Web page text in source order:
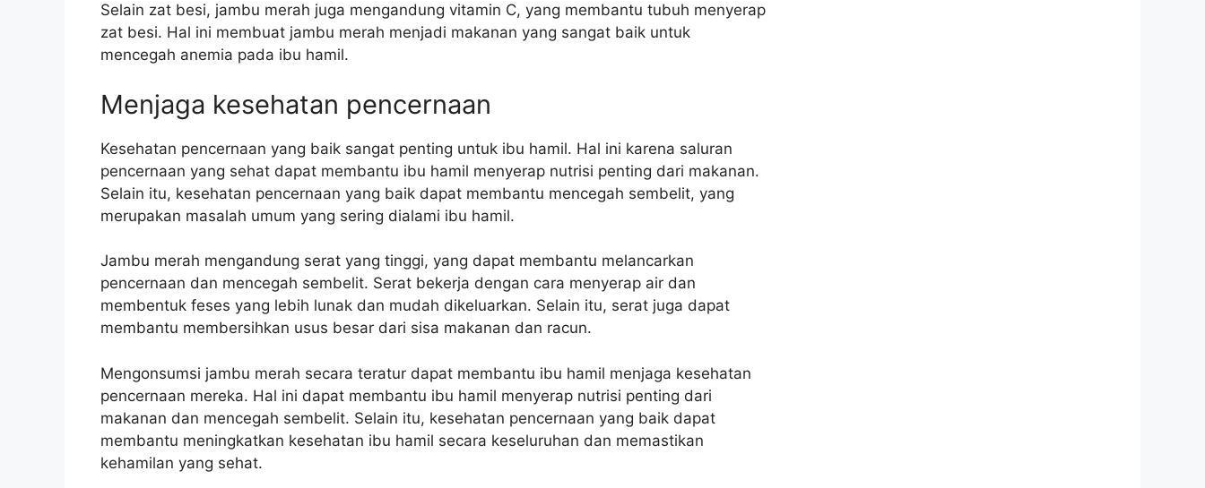
Selain zat besi, jambu merah juga mengandung vitamin C, yang membantu tubuh menyerap
zat besi. Hal ini membuat jambu merah menjadi makanan yang sangat baik untuk
mencegah anemia pada ibu hamil.
Menjaga kesehatan pencernaan
Kesehatan pencernaan yang baik sangat penting untuk ibu hamil. Hal ini karena saluran
pencernaan yang sehat dapat membantu ibu hamil menyerap nutrisi penting dari makanan.
Selain itu, kesehatan pencernaan yang baik dapat membantu mencegah sembelit, yang
merupakan masalah umum yang sering dialami ibu hamil.
Jambu merah mengandung serat yang tinggi, yang dapat membantu melancarkan
pencernaan dan mencegah sembelit. Serat bekerja dengan cara menyerap air dan
membentuk feses yang lebih lunak dan mudah dikeluarkan. Selain itu, serat juga dapat
membantu membersihkan usus besar dari sisa makanan dan racun.
Mengonsumsi jambu merah secara teratur dapat membantu ibu hamil menjaga kesehatan
pencernaan mereka. Hal ini dapat membantu ibu hamil menyerap nutrisi penting dari
makanan dan mencegah sembelit. Selain itu, kesehatan pencernaan yang baik dapat
membantu meningkatkan kesehatan ibu hamil secara keseluruhan dan memastikan
kehamilan yang sehat.